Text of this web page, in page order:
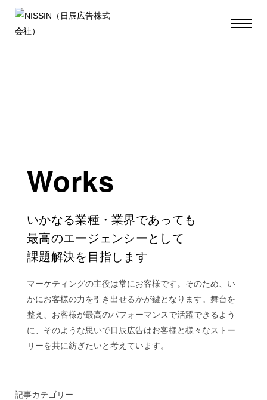
Works
いかなる業種・業界であっても
最高のエージェンシーとして
課題解決を目指します
マーケティングの主役は常にお客様です。そのため、い
かにお客様の力を引き出せるかが鍵となります。舞台を
整え、お客様が最高のパフォーマンスで活躍できるよう
に、そのような思いで日辰広告はお客様と様々なストー
リーを共に紡ぎたいと考えています。
記事カテゴリー